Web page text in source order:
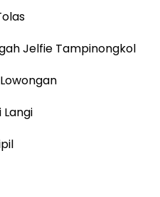
Jelfie Tampinongkol
Langi